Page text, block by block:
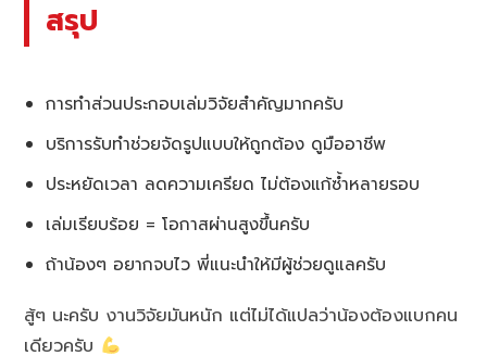
สรุป
การทำส่วนประกอบเล่มวิจัยสำคัญมากครับ
บริการรับทำช่วยจัดรูปแบบให้ถูกต้อง ดูมืออาชีพ
ประหยัดเวลา ลดความเครียด ไม่ต้องแก้ซ้ำหลายรอบ
เล่มเรียบร้อย = โอกาสผ่านสูงขึ้นครับ
ถ้าน้องๆ อยากจบไว พี่แนะนำให้มีผู้ช่วยดูแลครับ
สู้ๆ นะครับ งานวิจัยมันหนัก แต่ไม่ได้แปลว่าน้องต้องแบกคน
เดียวครับ